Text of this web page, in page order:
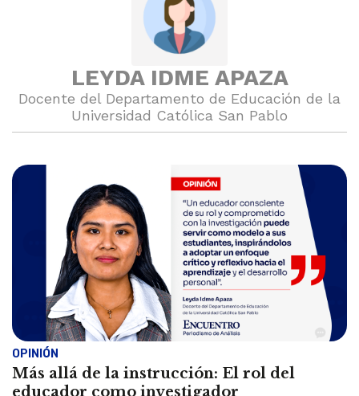
LEYDA IDME APAZA
Docente del Departamento de Educación de la
Universidad Católica San Pablo
OPINIÓN
Más allá de la instrucción: El rol del
educador como investigador